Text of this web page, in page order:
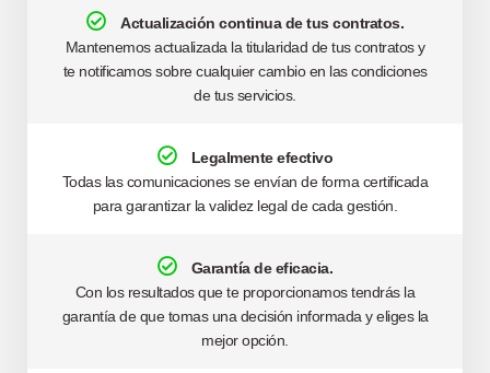
Actualización continua de tus contratos.
Mantenemos actualizada la titularidad de tus contratos y
te notificamos sobre cualquier cambio en las condiciones
de tus servicios.
Legalmente efectivo
Todas las comunicaciones se envían de forma certificada
para garantizar la validez legal de cada gestión.
Garantía de eficacia.
Con los resultados que te proporcionamos tendrás la
garantía de que tomas una decisión informada y eliges la
mejor opción.